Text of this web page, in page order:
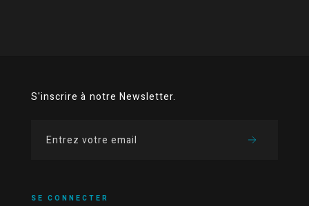
S'inscrire à notre Newsletter.
SE CONNECTER